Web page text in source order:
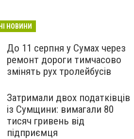
НОВИНИ
До 11 серпня у Сумах через
ремонт дороги тимчасово
змінять рух тролейбусів
Затримали двох податківців
із Сумщини: вимагали 80
тисяч гривень від
підприємця